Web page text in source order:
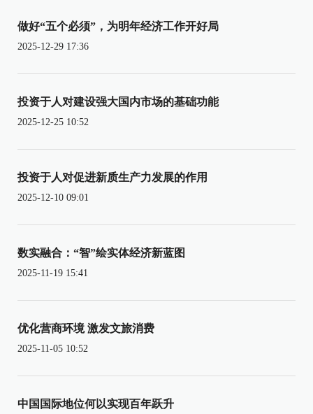
做好“五个必须”，为明年经济工作开好局
2025-12-29 17:36
投资于人对建设强大国内市场的基础功能
2025-12-25 10:52
投资于人对促进新质生产力发展的作用
2025-12-10 09:01
数实融合：“智”绘实体经济新蓝图
2025-11-19 15:41
优化营商环境 激发文旅消费
2025-11-05 10:52
中国国际地位何以实现百年跃升